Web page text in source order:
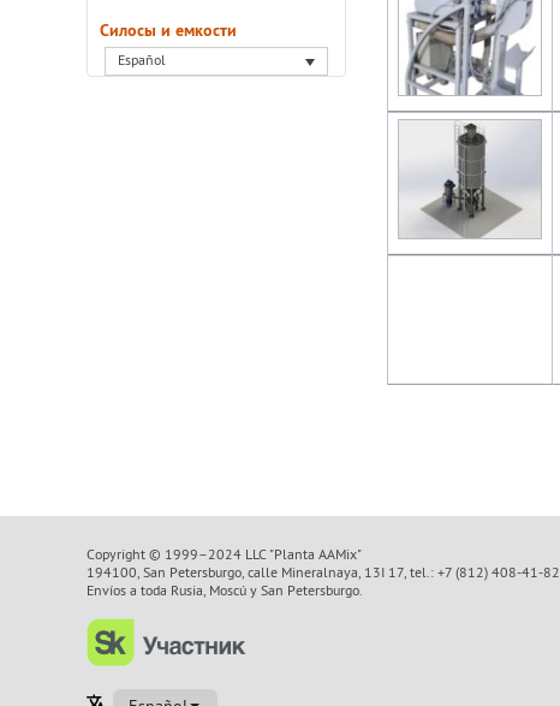
Силосы и емкости
Español
Copyright © 1999–2024 LLC "Planta AAMix"
194100, San Petersburgo, calle Mineralnaya, 13I 17, tel.: +7 (812) 408-41-82
Envíos a toda Rusia, Moscú y San Petersburgo.